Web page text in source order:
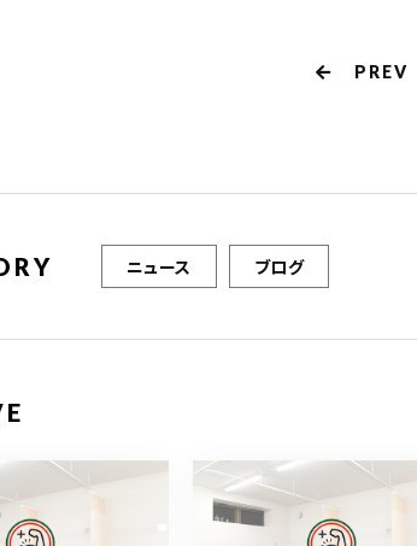
PREV
ニュース ブログ